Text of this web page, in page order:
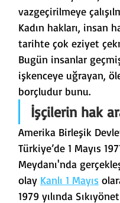
vazgeçirilmeye
Kadın hakları, insan
tarihte çok eziyet
Bugün insanlar
işkenceye uğrayan,
borçludur bunu.
İşçilerin hak
Amerika Birleşik
Türkiye’de 1 Mayıs
Meydanı'nda
olay Kanlı 1 Mayıs
1979 yılında